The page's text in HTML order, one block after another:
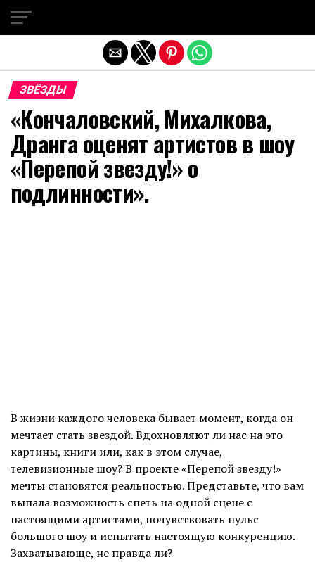
ЗВЁЗДЫ
«Кончаловский, Михалкова,
Дранга оценят артистов в шоу
«Перепой звезду!» о
подлинности».
В жизни каждого человека бывает момент, когда он
мечтает стать звездой. Вдохновляют ли нас на это
картины, книги или, как в этом случае,
телевизионные шоу? В проекте «Перепой звезду!»
мечты становятся реальностью. Представьте, что вам
выпала возможность спеть на одной сцене с
настоящими артистами, почувствовать пульс
большого шоу и испытать настоящую конкуренцию.
Захватывающе, не правда ли?